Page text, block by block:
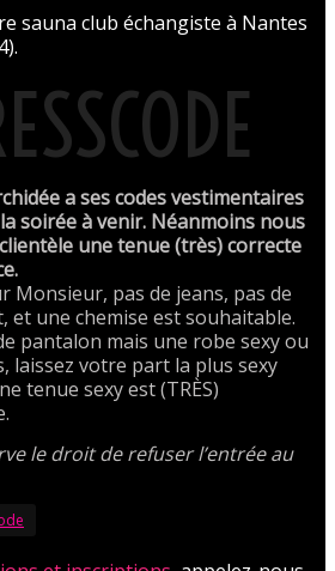
sauna club échangiste à Nantes
a ses codes vestimentaires
soirée à venir. Néanmoins nous
une tenue (très) correcte
Monsieur, pas de jeans, pas de
et une chemise est souhaitable.
pantalon mais une robe sexy ou
laissez votre part la plus sexy
tenue sexy est (TRÈS)
le droit de refuser l’entrée au